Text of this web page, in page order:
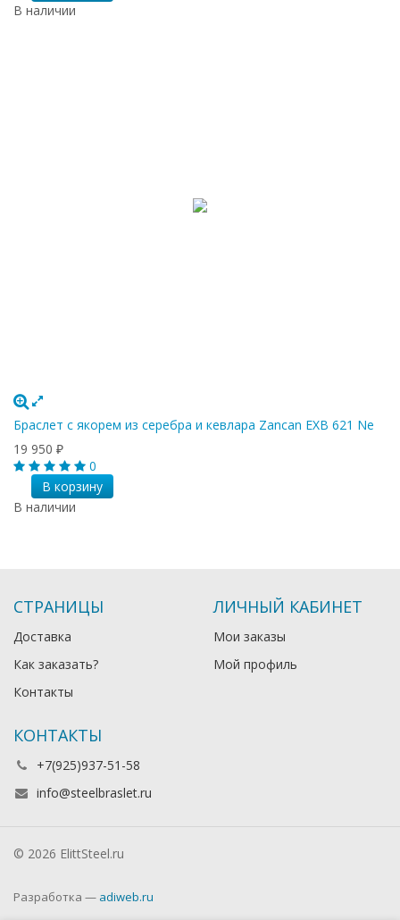
В наличии
Браслет с якорем из серебра и кевлара Zancan EXB 621 Ne
19 950 ₽
0
В корзину
В наличии
СТРАНИЦЫ
Доставка
Как заказать?
Контакты
ЛИЧНЫЙ КАБИНЕТ
Мои заказы
Мой профиль
КОНТАКТЫ
+7(925)937-51-58
info@steelbraslet.ru
© 2026 ElittSteel.ru
Разработка — adiweb.ru